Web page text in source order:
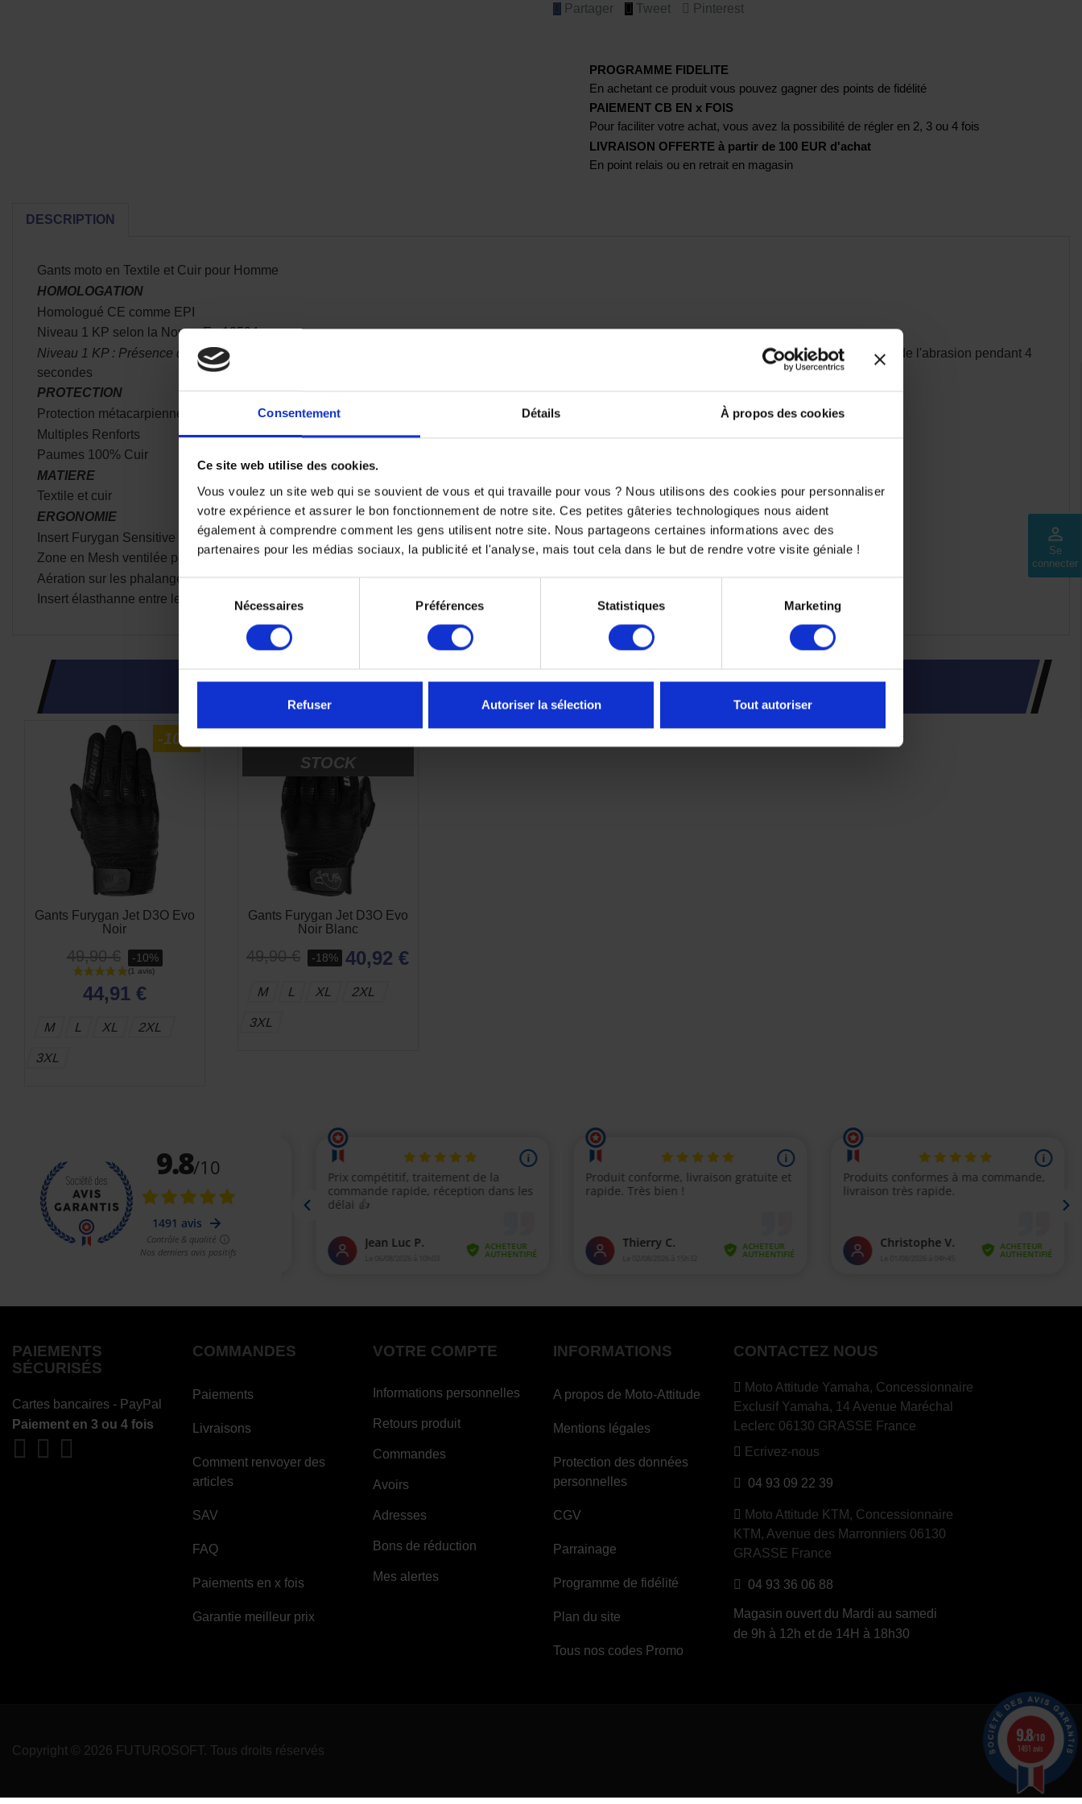
Consentement Détails À propos des cookies
Ce site web utilise des cookies.
Vous voulez un site web qui se souvient de vous et qui travaille pour vous ? Nous utilisons des cookies pour personnaliser
votre expérience et assurer le bon fonctionnement de notre site. Ces petites gâteries technologiques nous aident
également à comprendre comment les gens utilisent notre site. Nous partageons certaines informations avec des
partenaires pour les médias sociaux, la publicité et l'analyse, mais tout cela dans le but de rendre votre visite géniale !
Sélection
du
consentement
Nécessaires Préférences Statistiques Marketing
Refuser Autoriser la sélection Tout autoriser
perm_identity
Se
connecter
Partager Tweet Pinterest
PROGRAMME FIDELITE
En achetant ce produit vous pouvez gagner des points de fidélité
PAIEMENT CB EN x FOIS
Pour faciliter votre achat, vous avez la possibilité de régler en 2, 3 ou 4 fois
LIVRAISON OFFERTE à partir de 100 EUR d'achat
En point relais ou en retrait en magasin
DESCRIPTION
Gants moto en Textile et Cuir pour Homme
HOMOLOGATION
Homologué CE comme EPI
Niveau 1 KP selon la Norme En 13594
Niveau 1 KP : Présence de
coque de protection des doigts (KP, pour knuckle protection - protection de l'articulation des doigts) et protection des méfaits de l'abrasion pendant 4
secondes
PROTECTION
Protection métacarpienne D3O
Multiples Renforts
Paumes 100% Cuir
MATIERE
Textile et cuir
ERGONOMIE
Insert Furygan Sensitive Science pour écran tactiles
Zone en Mesh ventilée pour un flux d'air optimisé
Aération sur les phalanges proximales
Insert élasthanne entre les doigts pour un ajustement, un confort, et une respirabilité parfaite
-10%
Gants Furygan Jet D3O Evo
Noir
49,90 € -10%
44,91 €
M L XL 2XL
3XL
STOCK
Gants Furygan Jet D3O Evo
Noir Blanc
49,90 € -18% 40,92 €
M L XL 2XL
3XL
PAIEMENTS
SÉCURISÉS
Cartes bancaires - PayPal
Paiement en 3 ou 4 fois
COMMANDES
Paiements
Livraisons
Comment renvoyer des
articles
SAV
FAQ
Paiements en x fois
Garantie meilleur prix
VOTRE COMPTE
Informations personnelles
Retours produit
Commandes
Avoirs
Adresses
Bons de réduction
Mes alertes
INFORMATIONS
A propos de Moto-Attitude
Mentions légales
Protection des données
personnelles
CGV
Parrainage
Programme de fidélité
Plan du site
Tous nos codes Promo
CONTACTEZ NOUS
Moto Attitude Yamaha, Concessionnaire
Exclusif Yamaha, 14 Avenue Maréchal
Leclerc 06130 GRASSE France
Ecrivez-nous
04 93 09 22 39
Moto Attitude KTM, Concessionnaire
KTM, Avenue des Marronniers 06130
GRASSE France
04 93 36 06 88
Magasin ouvert du Mardi au samedi
de 9h à 12h et de 14H à 18h30
Copyright © 2026 FUTUROSOFT. Tous droits réservés
9.8/10
1491 avis